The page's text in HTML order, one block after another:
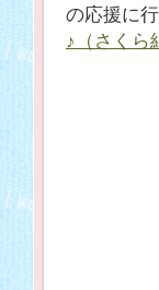
の応援に
♪（さくら